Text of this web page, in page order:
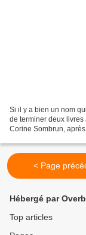
Si il y a bien un nom
de terminer deux livres
Corine Sombrun,
< Page
Hébergé par
Top articles